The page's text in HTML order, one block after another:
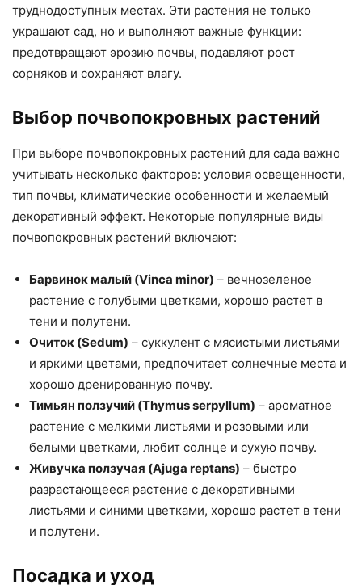
труднодоступных местах. Эти растения не только
украшают сад, но и выполняют важные функции:
предотвращают эрозию почвы, подавляют рост
сорняков и сохраняют влагу.
Выбор почвопокровных растений
При выборе почвопокровных растений для сада важно
учитывать несколько факторов: условия освещенности,
тип почвы, климатические особенности и желаемый
декоративный эффект. Некоторые популярные виды
почвопокровных растений включают:
Барвинок малый (Vinca minor) – вечнозеленое
растение с голубыми цветками, хорошо растет в
тени и полутени.
Очиток (Sedum) – суккулент с мясистыми листьями
и яркими цветами, предпочитает солнечные места и
хорошо дренированную почву.
Тимьян ползучий (Thymus serpyllum) – ароматное
растение с мелкими листьями и розовыми или
белыми цветками, любит солнце и сухую почву.
Живучка ползучая (Ajuga reptans) – быстро
разрастающееся растение с декоративными
листьями и синими цветками, хорошо растет в тени
и полутени.
Посадка и уход